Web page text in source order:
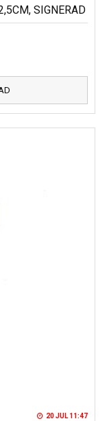
SIGNERAD
20 JUL 11:47